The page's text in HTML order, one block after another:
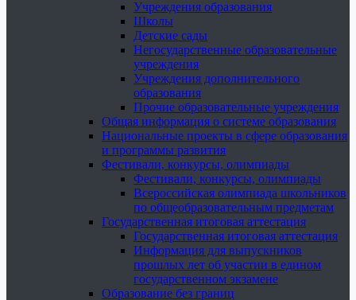
Учреждения образования
Школы
Детские сады
Негосударственные образовательные
учреждения
Учреждения дополнительного
образования
Прочие образовательные учреждения
Общая информация о системе образования
Национальные проекты в сфере образования
и программы развития
Фестивали, конкурсы, олимпиады
Фестивали, конкурсы, олимпиады
Всероссийская олимпиада школьников
по общеобразовательным предметам
Государственная итоговая аттестация
Государственная итоговая аттестация
Информация для выпускников
прошлых лет об участии в едином
государственном экзамене
Образование без границ